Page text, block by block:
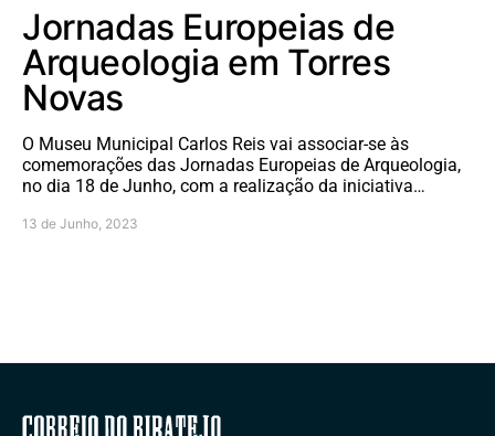
Jornadas Europeias de
Arqueologia em Torres
Novas
O Museu Municipal Carlos Reis vai associar-se às
comemorações das Jornadas Europeias de Arqueologia,
no dia 18 de Junho, com a realização da iniciativa…
13 de Junho, 2023
Correio do Ribatejo